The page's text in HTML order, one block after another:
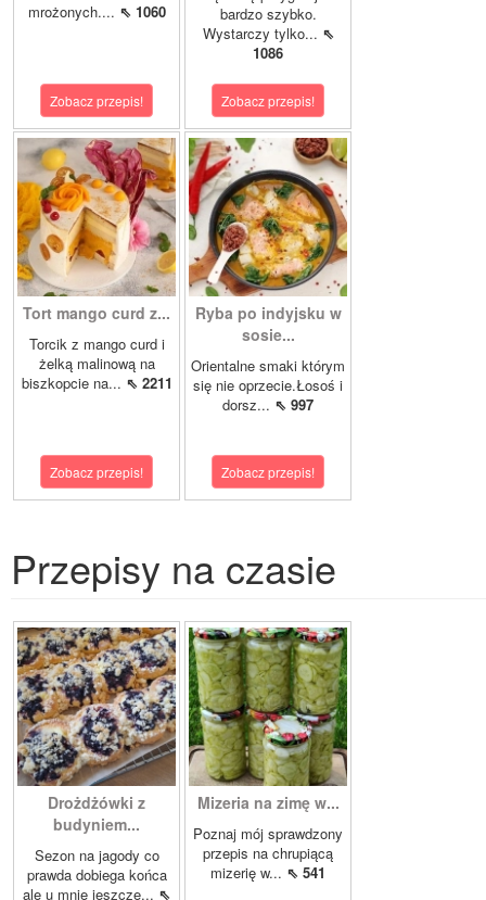
mrożonych.... ⇖ 1060
Zobacz przepis!
bardzo szybko.
Wystarczy tylko... ⇖
1086
Zobacz przepis!
Tort mango curd z...
Torcik z mango curd i
żelką malinową na
biszkopcie na... ⇖ 2211
Zobacz przepis!
Ryba po indyjsku w
sosie...
Orientalne smaki którym
się nie oprzecie.Łosoś i
dorsz... ⇖ 997
Zobacz przepis!
Przepisy na czasie
Drożdżówki z
budyniem...
Sezon na jagody co
prawda dobiega końca
ale u mnie jeszcze... ⇖
Mizeria na zimę w...
Poznaj mój sprawdzony
przepis na chrupiącą
mizerię w... ⇖ 541